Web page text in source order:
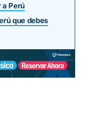
a Perú
que debes